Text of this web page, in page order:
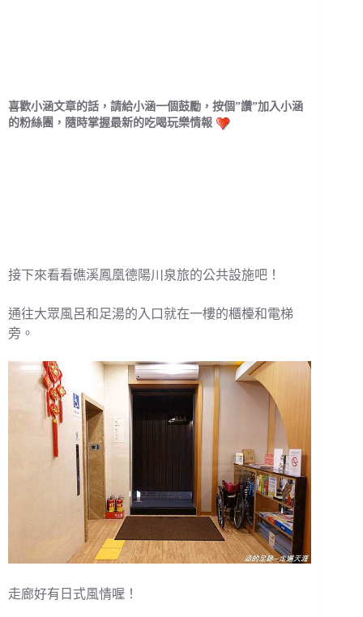
喜歡小涵文章的話，請給小涵一個鼓勵，按個”讚”加入小涵
的粉絲團，隨時掌握最新的吃喝玩樂情報
接下來看看礁溪鳳凰德陽川泉旅的公共設施吧！
通往大眾風呂和足湯的入口就在一樓的櫃檯和電梯
旁。
走廊好有日式風情喔！